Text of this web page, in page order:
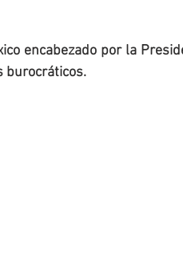
encabezado por la
burocráticos.